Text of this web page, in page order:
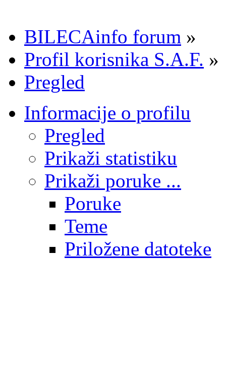
BILECAinfo forum »
Profil korisnika S.A.F. »
Pregled
Informacije o profilu
Pregled
Prikaži statistiku
Prikaži poruke ...
Poruke
Teme
Priložene datoteke